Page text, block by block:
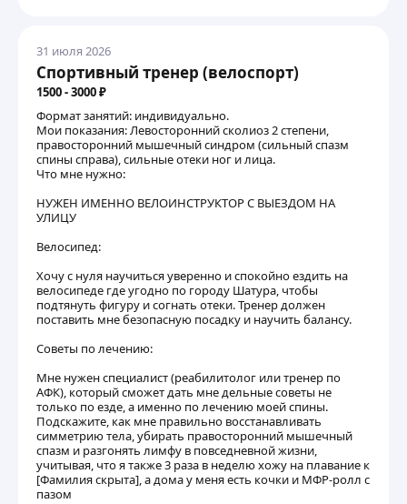
31 июля 2026
Спортивный тренер (велоспорт)
1500 - 3000 ₽
Формат занятий: индивидуально.
Мои показания: Левосторонний сколиоз 2 степени,
правосторонний мышечный синдром (сильный спазм
спины справа), сильные отеки ног и лица.
Что мне нужно:
НУЖЕН ИМЕННО ВЕЛОИНСТРУКТОР С ВЫЕЗДОМ НА
УЛИЦУ
Велосипед:
Хочу с нуля научиться уверенно и спокойно ездить на
велосипеде где угодно по городу Шатура, чтобы
подтянуть фигуру и согнать отеки. Тренер должен
поставить мне безопасную посадку и научить балансу.
Советы по лечению:
Мне нужен специалист (реабилитолог или тренер по
АФК), который сможет дать мне дельные советы не
только по езде, а именно по лечению моей спины.
Подскажите, как мне правильно восстанавливать
симметрию тела, убирать правосторонний мышечный
спазм и разгонять лимфу в повседневной жизни,
учитывая, что я также 3 раза в неделю хожу на плавание к
[Фамилия скрыта], а дома у меня есть кочки и МФР-ролл с
пазом